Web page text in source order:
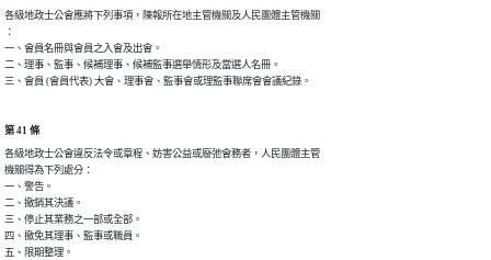
各級地政士公會應將下列事項，陳報所在地主管機關及人民團體主管機關
：
一、會員名冊與會員之入會及出會。
二、理事、監事、候補理事、候補監事選舉情形及當選人名冊。
三、會員 (會員代表) 大會、理事會、監事會或理監事聯席會會議紀錄。
第 41 條
各級地政士公會違反法令或章程、妨害公益或廢弛會務者，人民團體主管
機關得為下列處分：
一、警告。
二、撤銷其決議。
三、停止其業務之一部或全部。
四、撤免其理事、監事或職員。
五、限期整理。